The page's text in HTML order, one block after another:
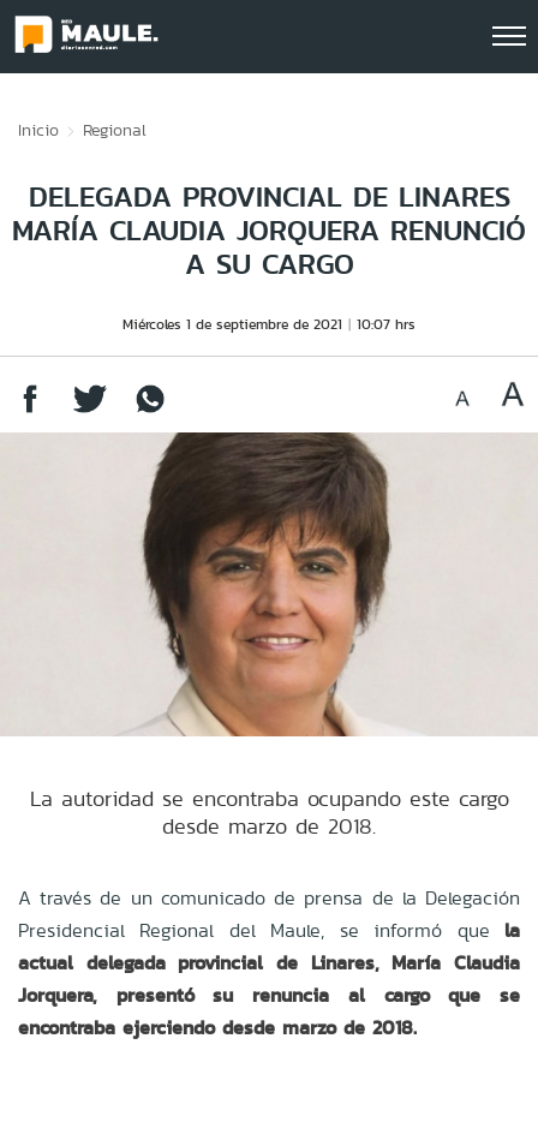
Inicio Regional
DELEGADA PROVINCIAL DE LINARES
MARÍA CLAUDIA JORQUERA RENUNCIÓ
A SU CARGO
Miércoles 1 de septiembre de 2021 10:07 hrs
La autoridad se encontraba ocupando este cargo
desde marzo de 2018.
A través de un comunicado de prensa de la Delegación
Presidencial Regional del Maule, se informó que la
actual delegada provincial de Linares, María Claudia
Jorquera, presentó su renuncia al cargo que se
encontraba ejerciendo desde marzo de 2018.